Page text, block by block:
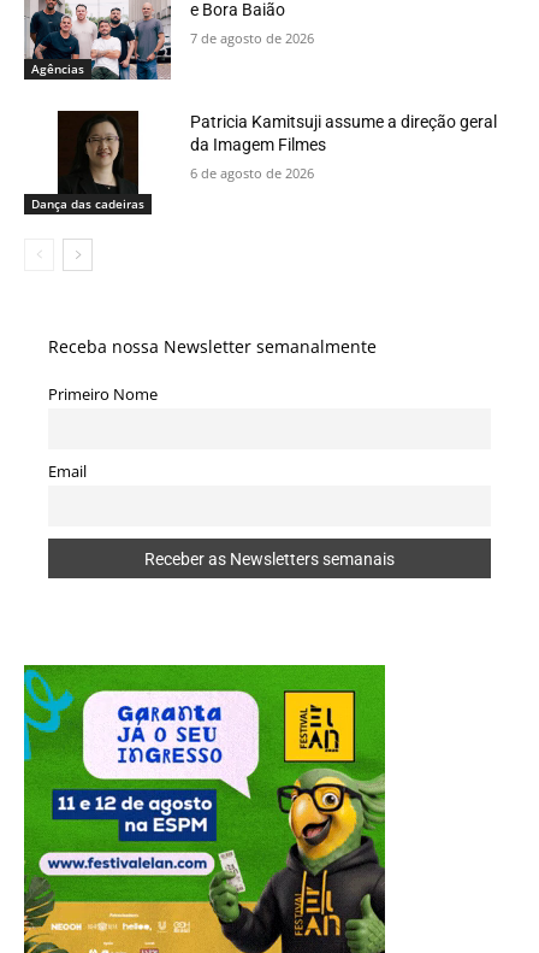
Agências
e Bora Baião
7 de agosto de 2026
Dança das cadeiras
Patricia Kamitsuji assume a direção geral
da Imagem Filmes
6 de agosto de 2026
Receba nossa Newsletter semanalmente
Primeiro Nome
Email